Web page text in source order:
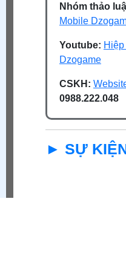
Nhóm thảo
Mobile
Youtube:
Dzogame
CSKH:
0988.222.048
► SỰ